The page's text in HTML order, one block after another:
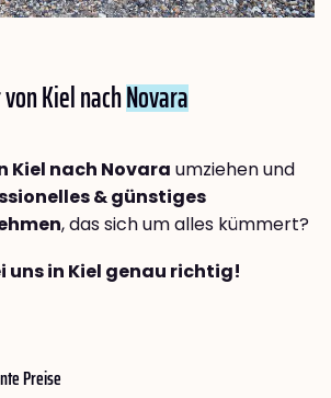
Kiel nachNovara
Kiel nach Novara umziehen und
& günstiges
, das sich um alles kümmert?
uns in Kiel genau richtig!
Preise